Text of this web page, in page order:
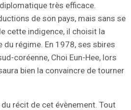
très efficace.
de son pays, mais sans se
cette indigence, il choisit la
régime. En 1978, ses sbires
coréenne, Choi Eun-Hee, lors
bien la convaincre de tourner
récit de cet évènement. Tout